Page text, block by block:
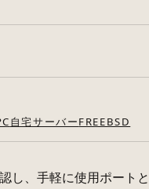
自宅サーバーFREEBSD
し、手軽に使用ポート